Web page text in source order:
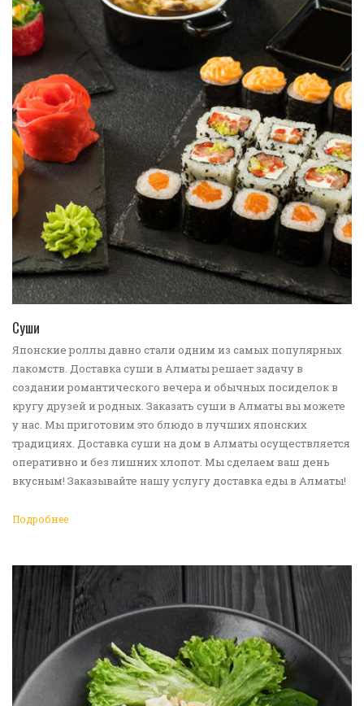
Суши
Японские роллы давно стали одним из самых популярных
лакомств. Доставка суши в Алматы решает задачу в
создании романтического вечера и обычных посиделок в
кругу друзей и родных. Заказать суши в Алматы вы можете
у нас. Мы приготовим это блюдо в лучших японских
традициях. Доставка суши на дом в Алматы осуществляется
оперативно и без лишних хлопот. Мы сделаем ваш день
вкусным! Заказывайте нашу услугу доставка еды в Алматы!
Подробнее